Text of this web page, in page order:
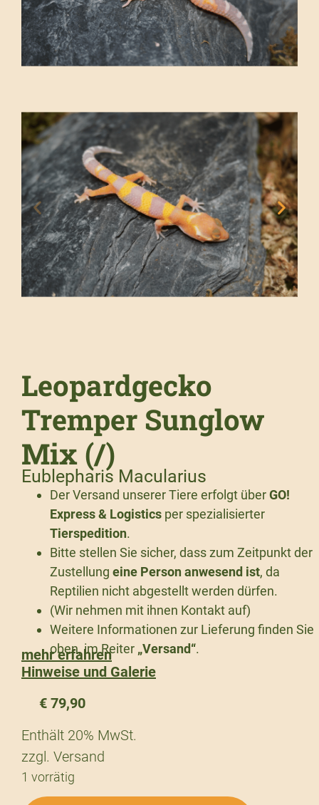
Leopardgecko
Tremper Sunglow
Mix (/)
Eublepharis Macularius
Der Versand unserer Tiere erfolgt überGO!
Express & Logistics per spezialisierter
Tierspedition.
Bitte stellen Sie sicher, dass zum Zeitpunkt der
Zustellung eine Person anwesend ist, da
Reptilien nicht abgestellt werden dürfen.
(Wir nehmen mit ihnen Kontakt auf)
Weitere Informationen zur Lieferung finden Sie
oben, im Reiter „Versand“.
mehr erfahren
Hinweise und Galerie
€ 79,90
Enthält 20% MwSt.
zzgl. Versand
1 vorrätig